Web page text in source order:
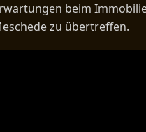
beim
zu übertreffen.